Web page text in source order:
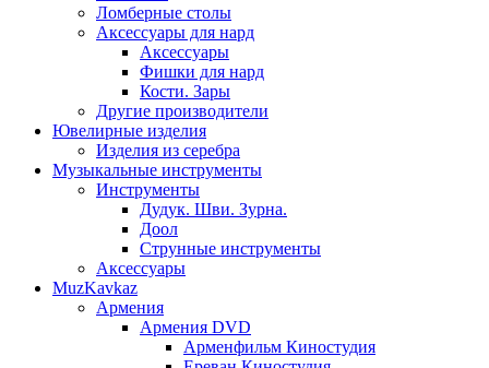
Ломберные столы
Аксессуары для нард
Аксессуары
Фишки для нард
Кости. Зары
Другие производители
Ювелирные изделия
Изделия из серебра
Музыкальные инструменты
Инструменты
Дудук. Шви. Зурна.
Доол
Струнные инструменты
Аксессуары
MuzKavkaz
Армения
Армения DVD
Арменфильм Киностудия